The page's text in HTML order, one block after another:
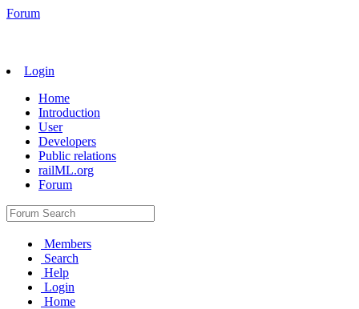
Forum
Login
Home
Introduction
User
Developers
Public relations
railML.org
Forum
Members
Search
Help
Login
Home